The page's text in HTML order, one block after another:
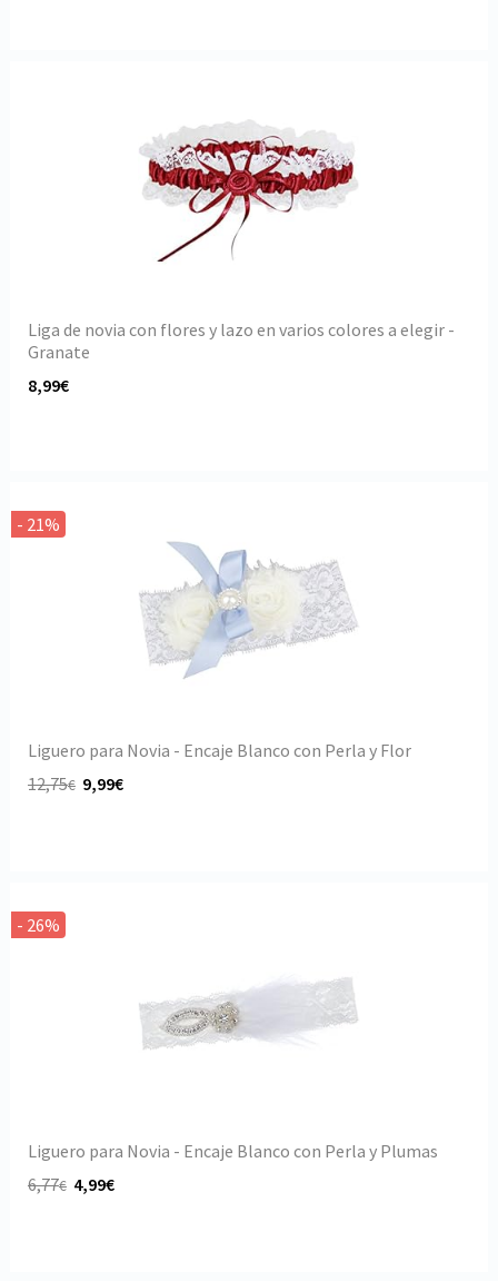
Liga de novia con flores y lazo en varios colores a elegir -
Granate
8,99€
- 21%
Liguero para Novia - Encaje Blanco con Perla y Flor
12,75€ 9,99€
- 26%
Liguero para Novia - Encaje Blanco con Perla y Plumas
6,77€ 4,99€